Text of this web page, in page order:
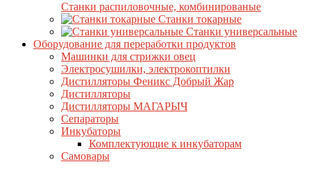
Станки распиловочные, комбинированые
Станки токарные
Станки универсальные
Оборудование для переработки продуктов
Машинки для стрижки овец
Электросушилки, электрокоптилки
Дистилляторы Феникс Добрый Жар
Дистилляторы
Дистилляторы МАГАРЫЧ
Сепараторы
Инкубаторы
Комплектующие к инкубаторам
Самовары